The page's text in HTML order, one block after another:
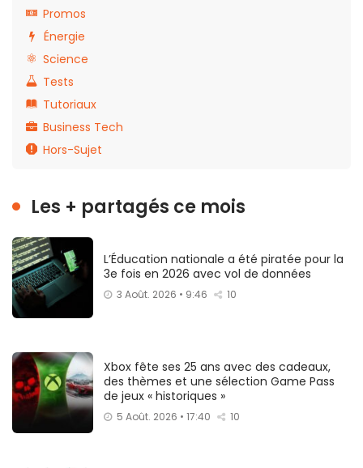
Promos
Énergie
Science
Tests
Tutoriaux
Business Tech
Hors-Sujet
Les + partagés ce mois
L’Éducation nationale a été piratée pour la
3e fois en 2026 avec vol de données
3 Août. 2026 • 9:46 10
Xbox fête ses 25 ans avec des cadeaux,
des thèmes et une sélection Game Pass
de jeux « historiques »
5 Août. 2026 • 17:40 10